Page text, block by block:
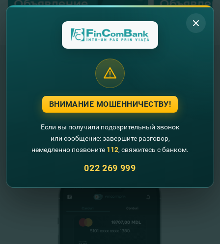
"FinComBank" S.A. является членом
Схемы гарантирования депозитов
Республики Молдова
FinComPay Mobile
ВНИМАНИЕ МОШЕННИЧЕСТВУ!
Если вы получили подозрительный звонок
или сообщение: завершите разговор,
немедленно позвоните 112, свяжитесь с банком.
022 269 999